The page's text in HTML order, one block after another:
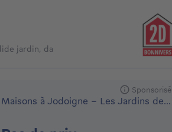
jardin, da
Sponsorisé
Maisons à Jodoigne - Les Jardins de la Hulotte